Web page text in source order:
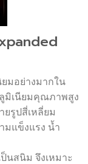
มอย่างมากใน
มิเนียมคุณภาพสูง
ยรูปสี่เหลี่ยม
มแข็งแรง น้ำ
นสนิม จึงเหมาะ